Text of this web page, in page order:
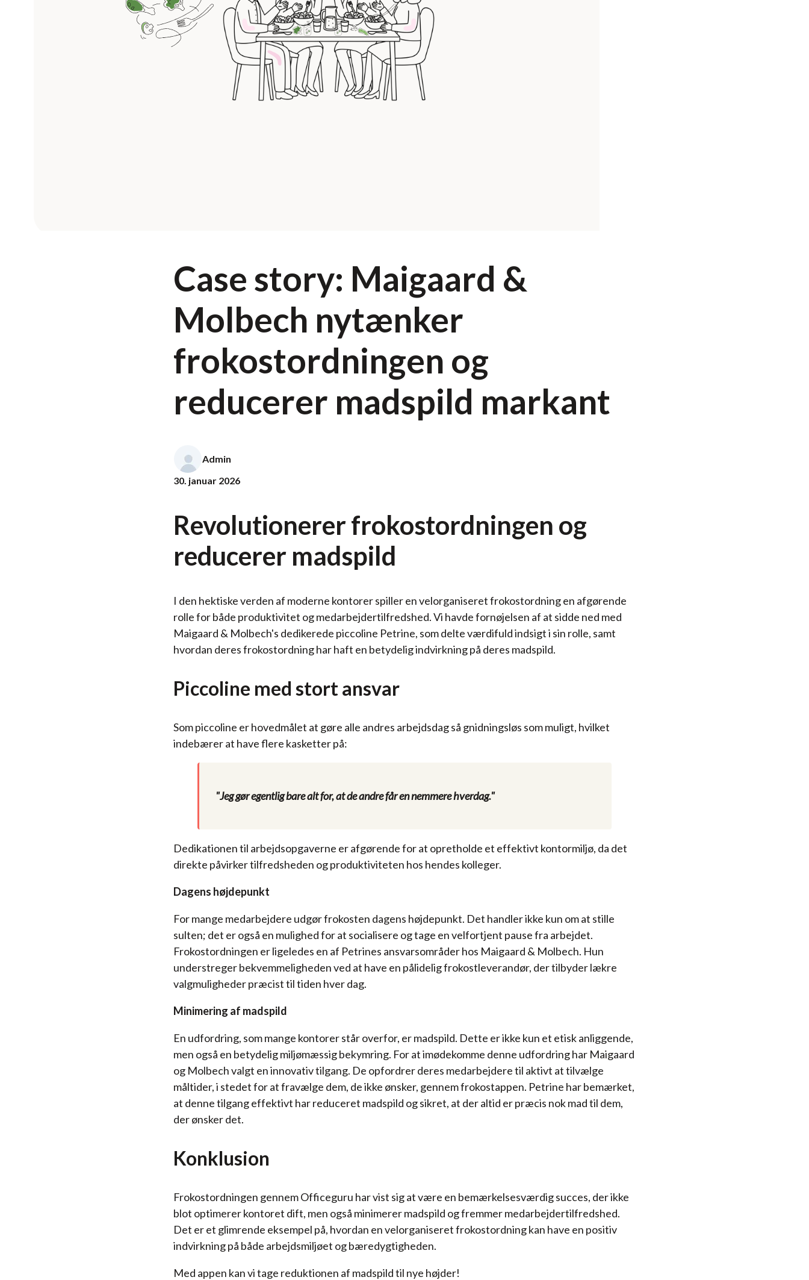
Case story: Maigaard &
Molbech nytænker
frokostordningen og
reducerer madspild markant
Admin
30. januar 2026
Revolutionerer frokostordningen og
reducerer madspild
I den hektiske verden af moderne kontorer spiller en velorganiseret frokostordning en afgørende
rolle for både produktivitet og medarbejdertilfredshed. Vi havde fornøjelsen af at sidde ned med
Maigaard & Molbech's dedikerede piccoline Petrine, som delte værdifuld indsigt i sin rolle, samt
hvordan deres frokostordning har haft en betydelig indvirkning på deres madspild.
Piccoline med stort ansvar
Som piccoline er hovedmålet at gøre alle andres arbejdsdag så gnidningsløs som muligt, hvilket
indebærer at have flere kasketter på:
"Jeg gør egentlig bare alt for, at de andre får en nemmere hverdag."
Dedikationen til arbejdsopgaverne er afgørende for at opretholde et effektivt kontormiljø, da det
direkte påvirker tilfredsheden og produktiviteten hos hendes kolleger.
Dagens højdepunkt
For mange medarbejdere udgør frokosten dagens højdepunkt. Det handler ikke kun om at stille
sulten; det er også en mulighed for at socialisere og tage en velfortjent pause fra arbejdet.
Frokostordningen er ligeledes en af Petrines ansvarsområder hos Maigaard & Molbech. Hun
understreger bekvemmeligheden ved at have en pålidelig frokostleverandør, der tilbyder lækre
valgmuligheder præcist til tiden hver dag.
Minimering af madspild
En udfordring, som mange kontorer står overfor, er madspild. Dette er ikke kun et etisk anliggende,
men også en betydelig miljømæssig bekymring. For at imødekomme denne udfordring har Maigaard
og Molbech valgt en innovativ tilgang. De opfordrer deres medarbejdere til aktivt at tilvælge
måltider, i stedet for at fravælge dem, de ikke ønsker, gennem frokostappen. Petrine har bemærket,
at denne tilgang effektivt har reduceret madspild og sikret, at der altid er præcis nok mad til dem,
der ønsker det.
Konklusion
Frokostordningen gennem Officeguru har vist sig at være en bemærkelsesværdig succes, der ikke
blot optimerer kontoret dift, men også minimerer madspild og fremmer medarbejdertilfredshed.
Det er et glimrende eksempel på, hvordan en velorganiseret frokostordning kan have en positiv
indvirkning på både arbejdsmiljøet og bæredygtigheden.
Med appen kan vi tage reduktionen af madspild til nye højder!